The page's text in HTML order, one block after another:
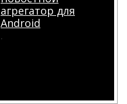
агрегатор для
Android
.